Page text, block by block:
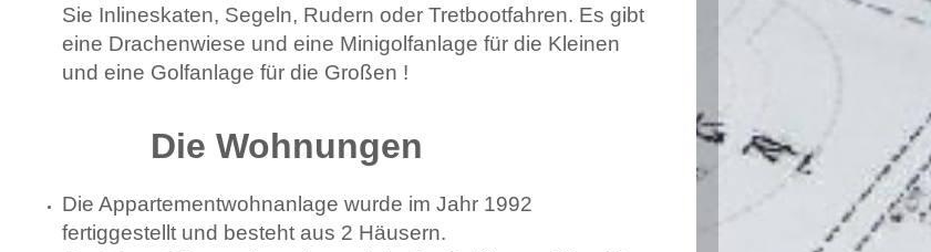
Sie Inlineskaten, Segeln, Rudern oder Tretbootfahren. Es gibt
eine Drachenwiese und eine Minigolfanlage für die Kleinen
und eine Golfanlage für die Großen !
Die Wohnungen
Die Appartementwohnanlage wurde im Jahr 1992
fertiggestellt und besteht aus 2 Häusern.